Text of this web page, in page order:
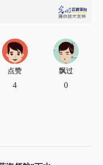
点赞
4
飘过
0